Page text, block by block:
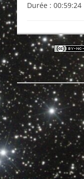
Durée : 00:59:24